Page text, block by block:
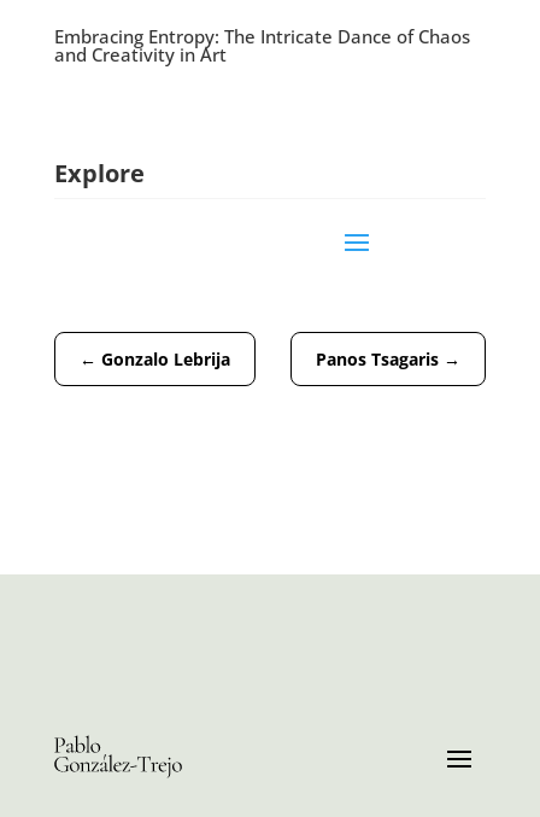
Embracing Entropy: The Intricate Dance of Chaos
and Creativity in Art
Explore
← Gonzalo Lebrija Panos Tsagaris →